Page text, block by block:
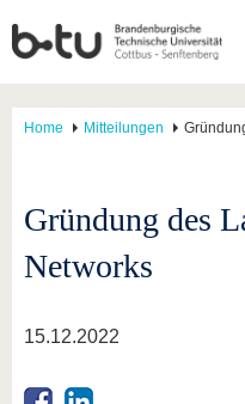
Home Mitteilungen
Gründung des
Networks
15.12.2022